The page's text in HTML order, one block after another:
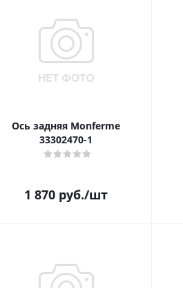
Ось задняя Monferme
33302470-1
1 870 руб./шт